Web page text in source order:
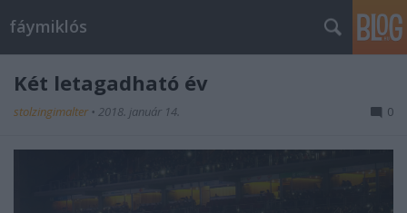
fáymiklós
Két letagadható év
stolzingimalter • 2018. január 14. 0